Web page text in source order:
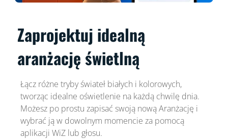
Zaprojektuj idealną
aranżację świetlną
Łącz różne tryby świateł białych i kolorowych,
tworząc idealne oświetlenie na każdą chwilę dnia.
Możesz po prostu zapisać swoją nową Aranżację i
wybrać ją w dowolnym momencie za pomocą
aplikacji WiZ lub głosu.